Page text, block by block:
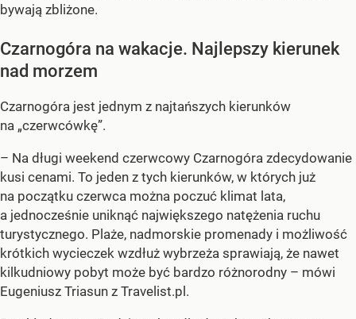
bywają zbliżone.
Czarnogóra na wakacje. Najlepszy kierunek
nad morzem
Czarnogóra jest jednym z najtańszych kierunków
na „czerwcówkę”.
– Na długi weekend czerwcowy Czarnogóra zdecydowanie
kusi cenami. To jeden z tych kierunków, w których już
na początku czerwca można poczuć klimat lata,
a jednocześnie uniknąć największego natężenia ruchu
turystycznego. Plaże, nadmorskie promenady i możliwość
krótkich wycieczek wzdłuż wybrzeża sprawiają, że nawet
kilkudniowy pobyt może być bardzo różnorodny – mówi
Eugeniusz Triasun z Travelist.pl.